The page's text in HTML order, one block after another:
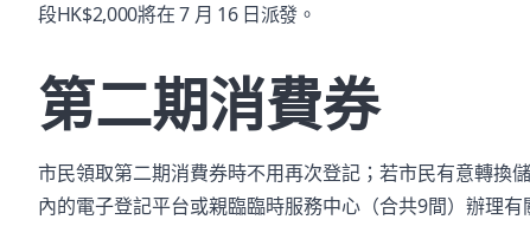
段HK$2,000將在 7 月 16 日派發。
第二期消費券
市民領取第二期消費券時不用再次登記；若市民有意轉換
內的電子登記平台或親臨臨時服務中心（合共9間）辦理